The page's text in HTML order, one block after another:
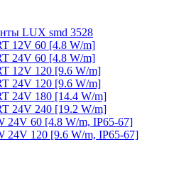
LUX smd 3528
12V 60 [4.8 W/m]
24V 60 [4.8 W/m]
12V 120 [9.6 W/m]
24V 120 [9.6 W/m]
24V 180 [14.4 W/m]
24V 240 [19.2 W/m]
24V 60 [4.8 W/m, IP65-67]
24V 120 [9.6 W/m, IP65-67]